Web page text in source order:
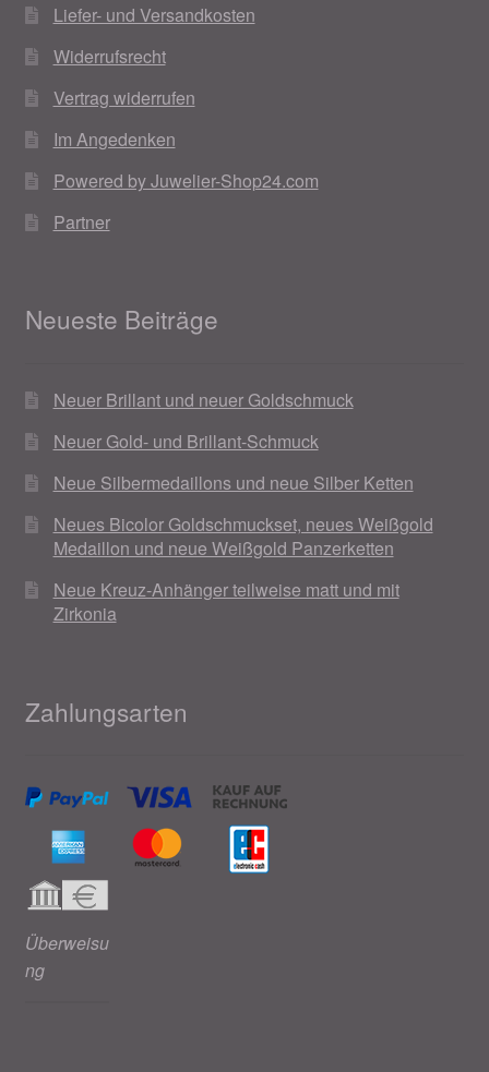
Liefer- und Versandkosten
Widerrufsrecht
Vertrag widerrufen
Im Angedenken
Powered by Juwelier-Shop24.com
Partner
Neueste Beiträge
Neuer Brillant und neuer Goldschmuck
Neuer Gold- und Brillant-Schmuck
Neue Silbermedaillons und neue Silber Ketten
Neues Bicolor Goldschmuckset, neues Weißgold
Medaillon und neue Weißgold Panzerketten
Neue Kreuz-Anhänger teilweise matt und mit
Zirkonia
Zahlungsarten
Überweisu
ng